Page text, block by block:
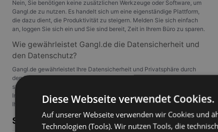
Nein, Sie benötigen keine zusätzlichen Werkzeuge oder Software, um
Gangl.de zu nutzen. Es handelt sich um eine eigenständige Plattform,
die dazu dient, die Produktivität zu steigern. Melden Sie sich einfach
an, loggen Sie sich ein und Sie sind bereit, Zeit in Ihrem Büro zu sparen.
Wie gewährleistet Gangl.de die Datensicherheit und
den Datenschutz?
Gangl.de gewährleistet Ihre Datensicherheit und Privatsphäre durch
den Einsatz robuster Verschlüsselungsmethoden, sicheren Servern und
strengen Datenschutzrichtlinien. Sie nehmen den Schutz Ihrer
Informationen ernst, Sie müssen sich keine Sorgen um die Sicherheit
Ihrer Daten machen.
Schlussfolgerung
Diese Webseite verwendet Cookies.
Auf unserer Webseite verwenden wir Cookies und
Technologien (Tools). Wir nutzen Tools, die technisch